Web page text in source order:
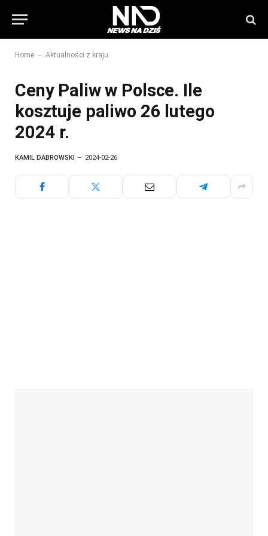
Home - Aktualności z kraju
Ceny Paliw w Polsce. Ile
kosztuje paliwo 26 lutego
2024 r.
KAMIL DABROWSKI 2024-02-26